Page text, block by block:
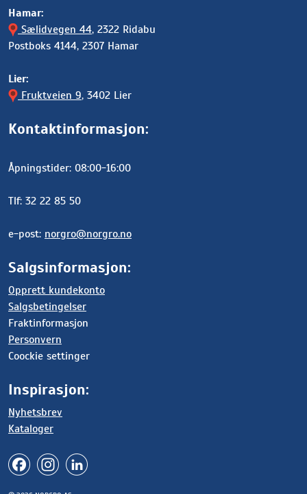
Hamar:
Sælidvegen 44, 2322 Ridabu
Postboks 4144, 2307 Hamar
Lier:
Fruktveien 9, 3402 Lier
Kontaktinformasjon:
Åpningstider: 08:00-16:00
Tlf: 32 22 85 50
e-post: norgro@norgro.no
Salgsinformasjon:
Opprett kundekonto
Salgsbetingelser
Fraktinformasjon
Personvern
Coockie settinger
Inspirasjon:
Nyhetsbrev
Kataloger